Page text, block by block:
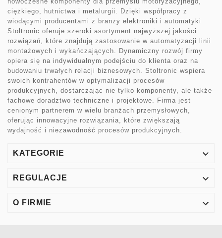
ciężkiego, hutnictwa i metalurgii. Dzięki współpracy z
wiodącymi producentami z branży elektroniki i automatyki
Stoltronic oferuje szeroki asortyment najwyższej jakości
rozwiązań, które znajdują zastosowanie w automatyzacji linii
montażowych i wykańczających. Dynamiczny rozwój firmy
opiera się na indywidualnym podejściu do klienta oraz na
budowaniu trwałych relacji biznesowych. Stoltronic wspiera
swoich kontrahentów w optymalizacji procesów
produkcyjnych, dostarczając nie tylko komponenty, ale także
fachowe doradztwo techniczne i projektowe. Firma jest
cenionym partnerem w wielu branżach przemysłowych,
oferując innowacyjne rozwiązania, które zwiększają
wydajność i niezawodność procesów produkcyjnych.
KATEGORIE 
REGULACJE 
O FIRMIE 